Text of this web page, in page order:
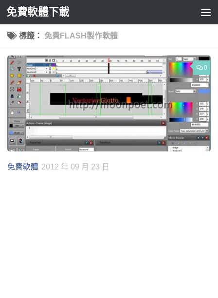
Skip to content
免費軟體下載
標籤： 免費FLASH製作軟體
0
免費軟體 2012 年 09 月 23 日